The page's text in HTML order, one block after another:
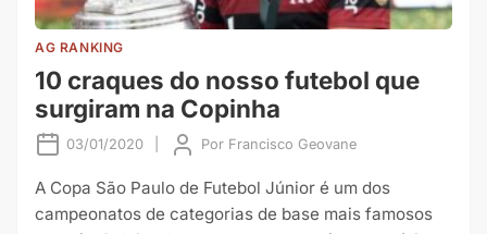
AG RANKING
10 craques do nosso futebol que
surgiram na Copinha
03/01/2020 Por Francisco Geovane
A Copa São Paulo de Futebol Júnior é um dos
campeonatos de categorias de base mais famosos